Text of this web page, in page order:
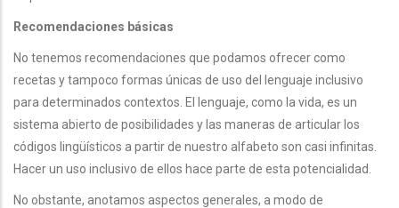
Recomendaciones básicas
No tenemos recomendaciones que podamos ofrecer como
recetas y tampoco formas únicas de uso del lenguaje inclusivo
para determinados contextos. El lenguaje, como la vida, es un
sistema abierto de posibilidades y las maneras de articular los
códigos lingüísticos a partir de nuestro alfabeto son casi infinitas.
Hacer un uso inclusivo de ellos hace parte de esta potencialidad.
No obstante, anotamos aspectos generales, a modo de